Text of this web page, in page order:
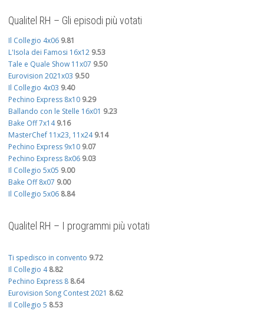
Qualitel RH – Gli episodi più votati
Il Collegio 4x06 9.81
L'Isola dei Famosi 16x12 9.53
Tale e Quale Show 11x07 9.50
Eurovision 2021x03 9.50
Il Collegio 4x03 9.40
Pechino Express 8x10 9.29
Ballando con le Stelle 16x01 9.23
Bake Off 7x14 9.16
MasterChef 11x23, 11x24 9.14
Pechino Express 9x10 9.07
Pechino Express 8x06 9.03
Il Collegio 5x05 9.00
Bake Off 8x07 9.00
Il Collegio 5x06 8.84
Qualitel RH – I programmi più votati
Ti spedisco in convento 9.72
Il Collegio 4 8.82
Pechino Express 8 8.64
Eurovision Song Contest 2021 8.62
Il Collegio 5 8.53